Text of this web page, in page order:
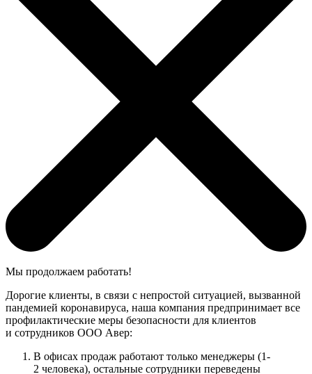
Мы продолжаем работать!
Дорогие клиенты, в связи с непростой ситуацией, вызванной
пандемией коронавируса, наша компания предпринимает все
профилактические меры безопасности для клиентов
и сотрудников ООО Авер:
В офисах продаж работают только менеджеры (1-
2 человека), остальные сотрудники переведены